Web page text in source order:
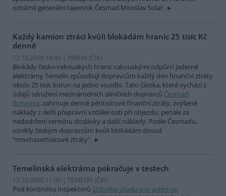
oznámil generální tajemník Česmad Miroslav Solař.
Každý kamion ztrácí kvůli blokádám hranic 25 tisíc Kč
denně
12.10.2000 14:40 | PRAHA (ČIA)
Blokády česko-rakouských hranic rakouskými odpůrci jaderné
elektrárny Temelín způsobují dopravcům každý den finanční ztráty
okolo 25 tisíc korun na jedno vozidlo. Tato částka, která vychází z
údajů sdružení mezinárodních silničních dopravců Česmad-
Bohemia, zahrnuje denně pětitisícové finanční ztráty, zvýšené
náklady z delší přepravní vzdálenosti při objezdu, penále za
nedodržení termínu dodávky a další náklady. Podle Česmadu,
vznikly českým dopravcům kvůli blokádám dosud
"mnohasettisícové ztráty".
Temelínská elektrárna pokračuje v testech
12.10.2000 11:00 | TEMELÍN (ČIA)
Pod kontrolou inspektorů Státního úřadu pro jadernou